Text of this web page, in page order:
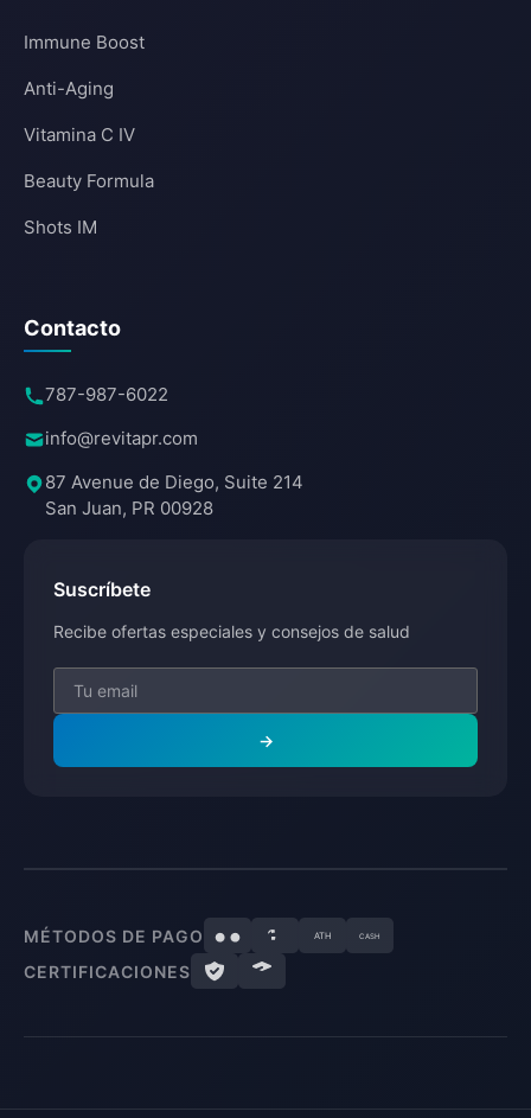
Immune Boost
Anti-Aging
Vitamina C IV
Beauty Formula
Shots IM
Contacto
787-987-6022
info@revitapr.com
87 Avenue de Diego, Suite 214
San Juan, PR 00928
Suscríbete
Recibe ofertas especiales y consejos de salud
→
MÉTODOS DE PAGO ATH CASH
CERTIFICACIONES